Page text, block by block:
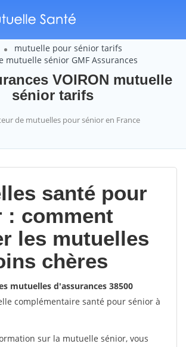
mutuelle pour sénior tarifs
mutuelle sénior GMF Assurances
VOIRON mutuelle
sénior tarifs
de mutuelles pour sénior en France
santé pour
: comment
les mutuelles
chères
mutuelles d'assurances 38500
complémentaire santé pour sénior à
sur la mutuelle sénior, vous